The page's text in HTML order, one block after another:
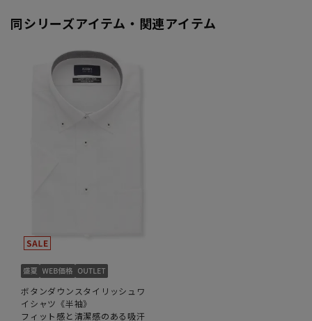
同シリーズアイテム・関連アイテム
ボタンダウンスタイリッシュワ
イシャツ《半袖》
フィット感と清潔感のある吸汗